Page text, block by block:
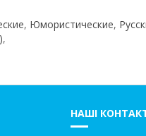
, Юмористические,
,
НАШІ